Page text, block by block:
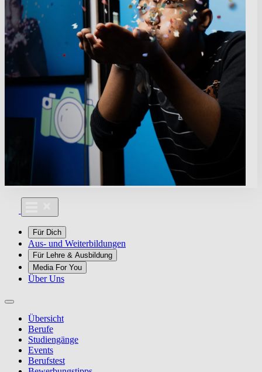
Für Dich
Aus- und Weiterbildungen
Für Lehre & Ausbildung
Media For You
Über Uns
Übersicht
Berufe
Studiengänge
Events
Berufstest